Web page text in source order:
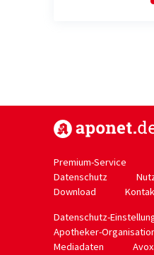
Premium-Service
Datenschutz
Download
Datenschutz-
Apotheker-
Mediadaten